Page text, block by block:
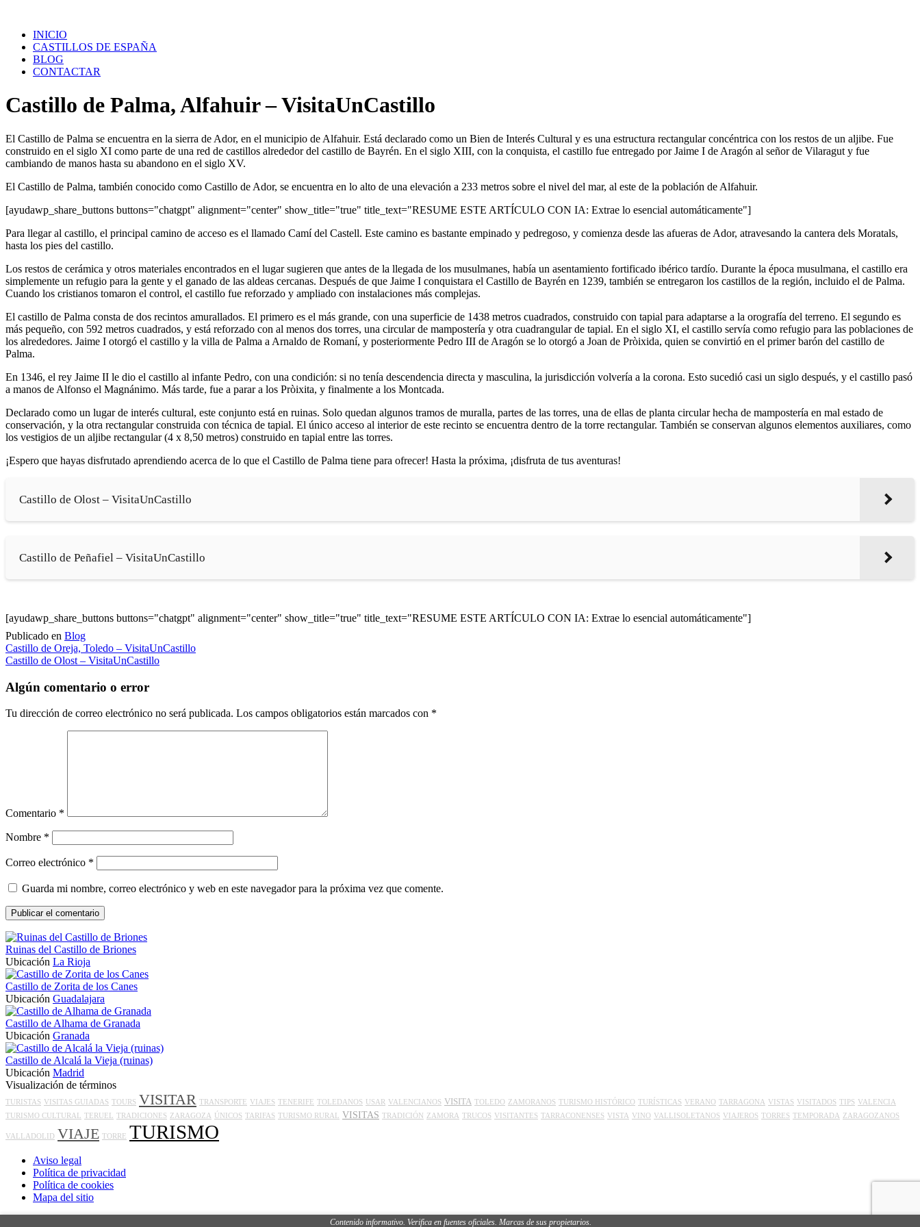
contenidoINICIO
CASTILLOS DE ESPAÑA
BLOG
CONTACTAR
Castillo de Palma, Alfahuir – VisitaUnCastillo
El Castillo de Palma se encuentra en la sierra de Ador, en el municipio de Alfahuir. Está declarado como un Bien de Interés Cultural y es una estructura rectangular concéntrica con los restos de un aljibe. Fue
construido en el siglo XI como parte de una red de castillos alrededor del castillo de Bayrén. En el siglo XIII, con la conquista, el castillo fue entregado por Jaime I de Aragón al señor de Vilaragut y fue
cambiando de manos hasta su abandono en el siglo XV.
El Castillo de Palma, también conocido como Castillo de Ador, se encuentra en lo alto de una elevación a 233 metros sobre el nivel del mar, al este de la población de Alfahuir.
[ayudawp_share_buttons buttons="chatgpt" alignment="center" show_title="true" title_text="RESUME ESTE ARTÍCULO CON IA: Extrae lo esencial automáticamente"]
Para llegar al castillo, el principal camino de acceso es el llamado Camí del Castell. Este camino es bastante empinado y pedregoso, y comienza desde las afueras de Ador, atravesando la cantera dels Moratals,
hasta los pies del castillo.
Los restos de cerámica y otros materiales encontrados en el lugar sugieren que antes de la llegada de los musulmanes, había un asentamiento fortificado ibérico tardío. Durante la época musulmana, el castillo era
simplemente un refugio para la gente y el ganado de las aldeas cercanas. Después de que Jaime I conquistara el Castillo de Bayrén en 1239, también se entregaron los castillos de la región, incluido el de Palma.
Cuando los cristianos tomaron el control, el castillo fue reforzado y ampliado con instalaciones más complejas.
El castillo de Palma consta de dos recintos amurallados. El primero es el más grande, con una superficie de 1438 metros cuadrados, construido con tapial para adaptarse a la orografía del terreno. El segundo es
más pequeño, con 592 metros cuadrados, y está reforzado con al menos dos torres, una circular de mampostería y otra cuadrangular de tapial. En el siglo XI, el castillo servía como refugio para las poblaciones de
los alrededores. Jaime I otorgó el castillo y la villa de Palma a Arnaldo de Romaní, y posteriormente Pedro III de Aragón se lo otorgó a Joan de Pròixida, quien se convirtió en el primer barón del castillo de
Palma.
En 1346, el rey Jaime II le dio el castillo al infante Pedro, con una condición: si no tenía descendencia directa y masculina, la jurisdicción volvería a la corona. Esto sucedió casi un siglo después, y el castillo pasó
a manos de Alfonso el Magnánimo. Más tarde, fue a parar a los Pròixita, y finalmente a los Montcada.
Declarado como un lugar de interés cultural, este conjunto está en ruinas. Solo quedan algunos tramos de muralla, partes de las torres, una de ellas de planta circular hecha de mampostería en mal estado de
conservación, y la otra rectangular construida con técnica de tapial. El único acceso al interior de este recinto se encuentra dentro de la torre rectangular. También se conservan algunos elementos auxiliares, como
los vestigios de un aljibe rectangular (4 x 8,50 metros) construido en tapial entre las torres.
¡Espero que hayas disfrutado aprendiendo acerca de lo que el Castillo de Palma tiene para ofrecer! Hasta la próxima, ¡disfruta de tus aventuras!
Castillo de Olost – VisitaUnCastillo
Castillo de Peñafiel – VisitaUnCastillo
[ayudawp_share_buttons buttons="chatgpt" alignment="center" show_title="true" title_text="RESUME ESTE ARTÍCULO CON IA: Extrae lo esencial automáticamente"]
Publicado en Blog
Navegación
de
entradas
Castillo de Oreja, Toledo – VisitaUnCastillo
Castillo de Olost – VisitaUnCastillo
Algún comentario o error
Tu dirección de correo electrónico no será publicada. Los campos obligatorios están marcados con *
Comentario *
Nombre *
Correo electrónico *
Guarda mi nombre, correo electrónico y web en este navegador para la próxima vez que comente.
Ruinas del Castillo de Briones
Ubicación La Rioja
Castillo de Zorita de los Canes
Ubicación Guadalajara
Castillo de Alhama de Granada
Ubicación Granada
Castillo de Alcalá la Vieja (ruinas)
Ubicación Madrid
Visualización de términos
TURISTAS VISITAS GUIADAS TOURS VISITAR TRANSPORTE VIAJES TENERIFE TOLEDANOS USAR VALENCIANOS VISITA TOLEDO ZAMORANOS TURISMO HISTÓRICO TURÍSTICAS VERANO TARRAGONA VISTAS VISITADOS TIPS VALENCIA
TURISMO CULTURAL TERUEL TRADICIONES ZARAGOZA ÚNICOS TARIFAS TURISMO RURAL VISITAS TRADICIÓN ZAMORA TRUCOS VISITANTES TARRACONENSES VISTA VINO VALLISOLETANOS VIAJEROS TORRES TEMPORADA ZARAGOZANOS
VALLADOLID VIAJE TORRE TURISMO
Aviso legal
Política de privacidad
Política de cookies
Mapa del sitio
Contenido informativo. Verifica en fuentes oficiales. Marcas de sus propietarios.